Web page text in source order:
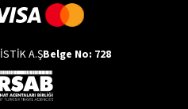
A.ŞBelge No: 728